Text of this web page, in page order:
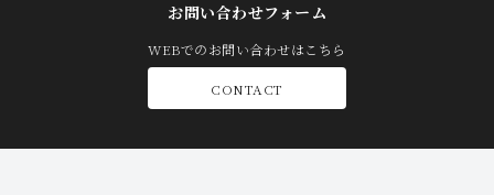
お問い合わせフォーム
WEBでのお問い合わせはこちら
CONTACT